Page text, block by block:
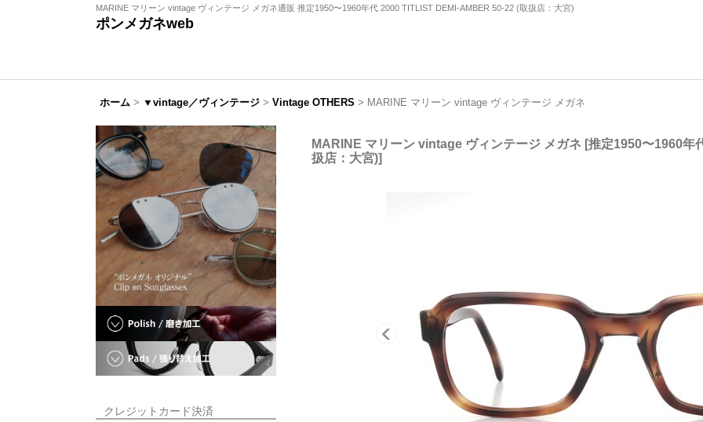
MARINE マリーン vintage ヴィンテージ メガネ通販 推定1950〜1960年代 2000 TITLIST DEMI-AMBER 50-22 (取扱店：大宮)
ポンメガネweb
ホーム > ▼vintage／ヴィンテージ > Vintage OTHERS > MARINE マリーン vintage ヴィンテージ メガネ
MARINE マリーン vintage ヴィンテージ メガネ [推定1950〜1960年
扱店：大宮)]
クレジットカード決済